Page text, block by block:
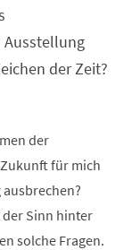
Ausstellung
der Zeit?
der
für mich
der Sinn hinter
solche Fragen.